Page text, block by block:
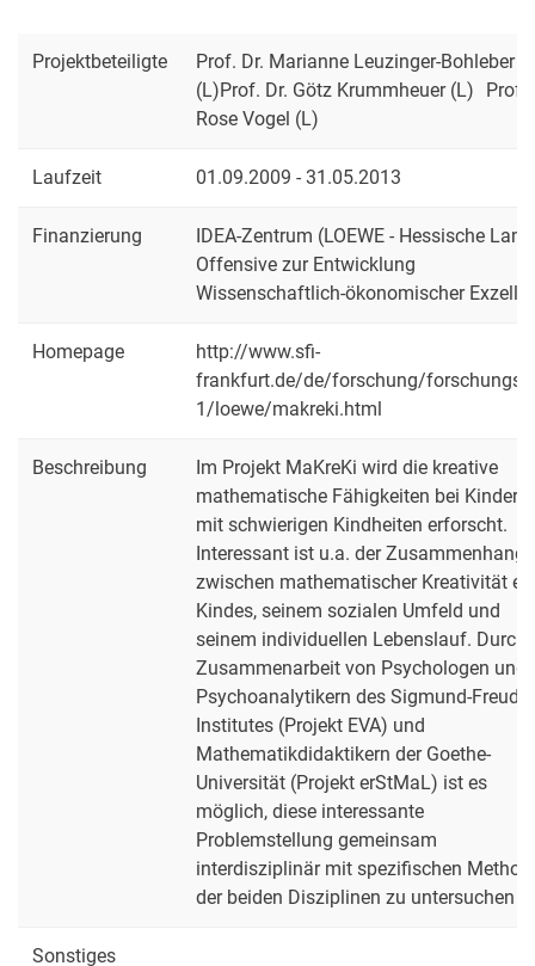
Projektbeteiligte
Prof. Dr. Marianne Leuzinger-Bohleber
(L)Prof. Dr. Götz Krummheuer (L) Prof.
Rose Vogel (L)
Laufzeit 01.09.2009 - 31.05.2013
Finanzierung
IDEA-Zentrum (LOEWE - Hessische
Offensive zur Entwicklung
Wissenschaftlich-ökonomischer
Homepage
http://www.sfi-
frankfurt.de/de/forschung/
1/loewe/makreki.html
Beschreibung
Im Projekt MaKreKi wird die kreative
mathematische Fähigkeiten bei Kindern
mit schwierigen Kindheiten erforscht.
Interessant ist u.a. der Zusammenhang
zwischen mathematischer Kreativität
Kindes, seinem sozialen Umfeld und
seinem individuellen Lebenslauf. Durch
Zusammenarbeit von Psychologen und
Psychoanalytikern des Sigmund-Freud-
Institutes (Projekt EVA) und
Mathematikdidaktikern der Goethe-
Universität (Projekt erStMaL) ist es
möglich, diese interessante
Problemstellung gemeinsam
interdisziplinär mit spezifischen
der beiden Disziplinen zu untersuchen
Sonstiges